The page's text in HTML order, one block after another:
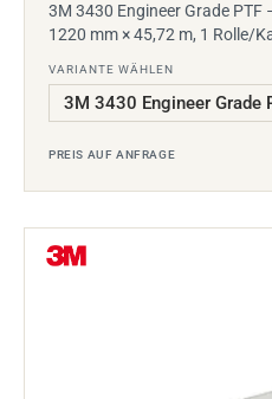
3M 3430 Engineer Grade PTF
1220 mm × 45,72 m, 1 Rolle/
VARIANTE WÄHLEN
PREIS AUF ANFRAGE